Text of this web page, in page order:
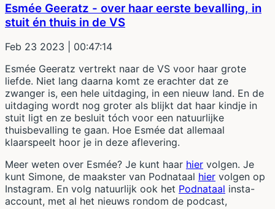
Esmée Geeratz - over haar eerste bevalling, in
stuit én thuis in de VS
Feb 23 2023 | 00:47:14
Esmée Geeratz vertrekt naar de VS voor haar grote
liefde. Niet lang daarna komt ze erachter dat ze
zwanger is, een hele uitdaging, in een nieuw land. En de
uitdaging wordt nog groter als blijkt dat haar kindje in
stuit ligt en ze besluit tóch voor een natuurlijke
thuisbevalling te gaan. Hoe Esmée dat allemaal
klaarspeelt hoor je in deze aflevering.
Meer weten over Esmée? Je kunt haar hier volgen. Je
kunt Simone, de maakster van Podnataal hier volgen op
Instagram. En volg natuurlijk ook het Podnataal insta-
account, met al het nieuws rondom de podcast,